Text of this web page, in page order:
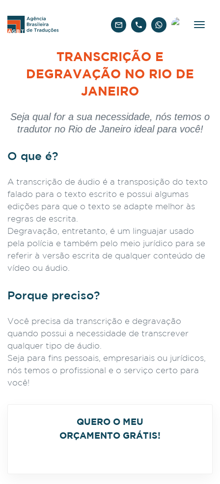
TRANSCRIÇÃO E
DEGRAVAÇÃO NO RIO DE
JANEIRO
Seja qual for a sua necessidade, nós temos o
tradutor no Rio de Janeiro ideal para você!
O que é?
A transcrição de áudio é a transposição do texto
falado para o texto escrito e possui algumas
edições para que o texto se adapte melhor às
regras de escrita.
Degravação, entretanto, é um linguajar usado
pela polícia e também pelo meio jurídico para se
referir à versão escrita de qualquer conteúdo de
vídeo ou áudio.
Porque preciso?
Você precisa da transcrição e degravação
quando possui a necessidade de transcrever
qualquer tipo de áudio.
Seja para fins pessoais, empresariais ou jurídicos,
nós temos o profissional e o serviço certo para
você!
QUERO O MEU
ORÇAMENTO GRÁTIS!